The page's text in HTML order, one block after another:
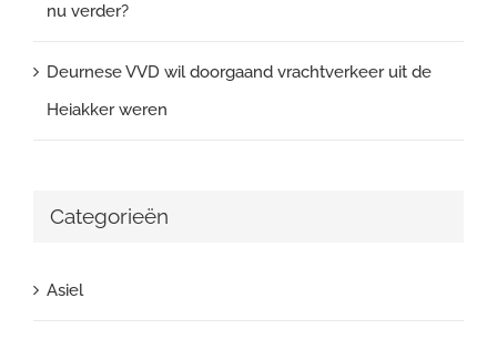
nu verder?
Deurnese VVD wil doorgaand vrachtverkeer uit de
Heiakker weren
Categorieën
Asiel